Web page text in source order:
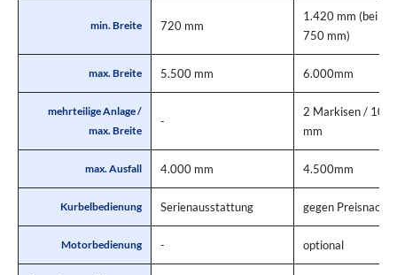
min. Breite 720 mm
1.420 mm (bei
750 mm)
max. Breite 5.500 mm 6.000mm
mehrteilige Anlage /
max. Breite
-
2 Markisen /
mm
max. Ausfall 4.000 mm 4.500mm
Kurbelbedienung Serienausstattung gegen
Motorbedienung - optional